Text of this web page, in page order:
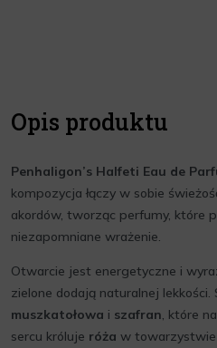
Opis produktu
Penhaligon’s Halfeti Eau de
kompozycja łączy w sobie
akordów, tworząc perfumy, które
niezapomniane wrażenie.
Otwarcie jest energetyczne i
zielone dodają naturalnej
muszkatołowa i szafran, które
sercu króluje róża w